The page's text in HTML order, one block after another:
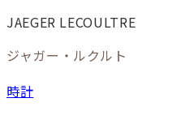
JAEGER LECOULTRE
ジャガー・ルクルト
時計